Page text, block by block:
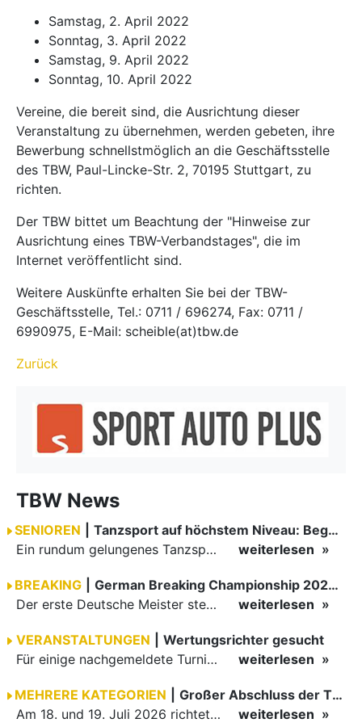
Samstag, 2. April 2022
Sonntag, 3. April 2022
Samstag, 9. April 2022
Sonntag, 10. April 2022
Vereine, die bereit sind, die Ausrichtung dieser
Veranstaltung zu übernehmen, werden gebeten, ihre
Bewerbung schnellstmöglich an die Geschäftsstelle
des TBW, Paul-Lincke-Str. 2, 70195 Stuttgart, zu
richten.
Der TBW bittet um Beachtung der "Hinweise zur
Ausrichtung eines TBW-Verbandstages", die im
Internet veröffentlicht sind.
Weitere Auskünfte erhalten Sie bei der TBW-
Geschäftsstelle, Tel.: 0711 / 696274, Fax: 0711 /
6990975, E-Mail: scheible(at)tbw.de
Zurück
TBW News
SENIOREN
Tanzsport auf höchstem Niveau: Begeisterung bei den Turnieren in…
Ein rundum gelungenes Tanzsport-Wochenende liegt hinter den Paaren und Organisatoren in Enzklösterle. Am 1. und 2. August 2026 verwandelte sich die Festhalle wieder in einen lebendigen Mittelpunkt des…
weiterlesen
BREAKING
German Breaking Championship 2026 in Hannover
Der erste Deutsche Meister steht fest B-Boy Roman siegt bei den Juniors
weiterlesen
VERANSTALTUNGEN
Wertungsrichter gesucht
Für einige nachgemeldete Turniere im 2 Halbjahr sucht der ZWE noch Wertungsrichter.
weiterlesen
MEHRERE KATEGORIEN
Großer Abschluss der TBW-Trophy in Weinheim
Am 18. und 19. Juli 2026 richtete die Tanzsportabteilung (TSA) der TSG 1862 Weinheim das Abschlussturnier der diesjährigen TBW-Trophy-Serie aus. Zum traditionellen Saisonfinale kamen rund 400 Starts über…
weiterlesen